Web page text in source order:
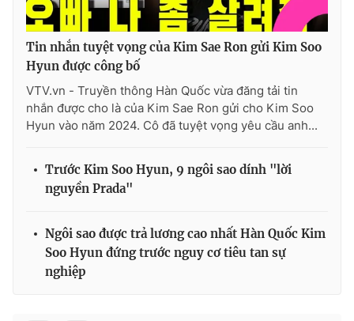
Tin nhắn tuyệt vọng của Kim Sae Ron gửi Kim Soo
Hyun được công bố
VTV.vn - Truyền thông Hàn Quốc vừa đăng tải tin
nhắn được cho là của Kim Sae Ron gửi cho Kim Soo
Hyun vào năm 2024. Cô đã tuyệt vọng yêu cầu anh...
Trước Kim Soo Hyun, 9 ngôi sao dính "lời
nguyền Prada"
Ngôi sao được trả lương cao nhất Hàn Quốc Kim
Soo Hyun đứng trước nguy cơ tiêu tan sự
nghiệp